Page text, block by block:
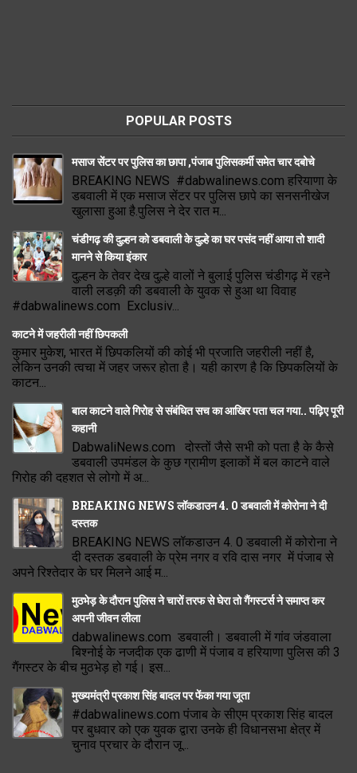
POPULAR POSTS
मसाज सेंटर पर पुलिस का छापा ,पंजाब पुलिसकर्मी समेत चार दबोचे
BREAKING NEWS #dabwalinews.com हरियाणा के
डबवाली में एक मसाज सेंटर पर पुलिस छापे का सनसनीखेज
खुलासा हुआ है.पुलिस ने देर रात म...
चंडीगढ़ की दुल्हन को डबवाली के दुल्हे का घर पसंद नहीं आया तो शादी
मानने से किया इंकार
दुल्हन के तेवर देख दुल्हे वालों ने बुलाई पुलिस चंडीगढ़ में रहने
वाली लडक़ी की डबवाली के युवक से हुआ था विवाह
#dabwalinews.com Exclusiv...
काटने में जहरीली नहीं छिपकली
कुमार मुकेश, भारत में छिपकलियों की कोई भी प्रजाति जहरीली नहीं है,
लेकिन उनकी त्वचा में जहर जरूर होता है। यही कारण है कि छिपकलियों के
काटन...
बाल काटने वाले गिरोह से संबंधित सच का आखिर पता चल गया.. पढ़िए पूरी
कहानी
DabwaliNews.com दोस्तों जैसे सभी को पता है के कैसे
डबवाली उपमंडल के कुछ ग्रामीण इलाकों में बल काटने वाले
गिरोह की दहशत से लोगो में अ...
BREAKING NEWS लॉकडाउन 4. 0 डबवाली में कोरोना ने दी
दस्तक
BREAKING NEWS लॉकडाउन 4. 0 डबवाली में कोरोना ने
दी दस्तक डबवाली के प्रेम नगर व रवि दास नगर में पंजाब से
अपने रिश्तेदार के घर मिलने आई म...
मुठभेड़ के दौरान पुलिस ने चारों तरफ से घेरा तो गैंगस्टर्स ने समाप्त कर
अपनी जीवन लीला
dabwalinews.com डबवाली। डबवाली में गांव जंडवाला
बिश्नोई के नजदीक एक ढाणी में पंजाब व हरियाणा पुलिस की 3
गैंगस्टर के बीच मुठभेड़ हो गई। इस...
मुख्यमंत्री प्रकाश सिंह बादल पर फेंका गया जूता
#dabwalinews.com पंजाब के सीएम प्रकाश सिंह बादल
पर बुधवार को एक युवक द्वारा उनके ही विधानसभा क्षेत्र में
चुनाव प्रचार के दौरान जू...